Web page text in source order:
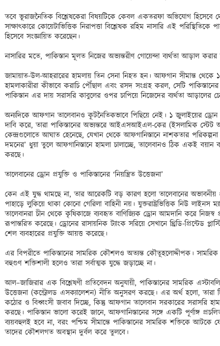
তবে ভূরাজনৈতিক বিশ্লেষকেরা বিষয়টিকে কেবল একতরফা অভিযোগ
সাক্ষাৎকারে কোয়েটাভিত্তিক নিরাপত্তা বিশ্লেষক রহিম নাসারি এই পরিস্থিতিকে
হিসেবে সংজ্ঞায়িত করেছেন।
নাসারির মতে, পাকিস্তান মূলত নিজের অভ্যন্তরীণ গোয়েন্দা ব্যর্থতা আড়াল
জামায়াত-উল-আহরারের হামলায় তিন সেনা নিহত হন। আফগান সীমান্ত থেকে
হামলাকারীরা কীভাবে করাচি পৌঁছাল এবং রসদ সংগ্রহ করল, সেটি পাকিস্তানের
পাকিস্তান এর দায় সরাসরি কাবুলের ওপর চাপিয়ে নিজেদের ব্যর্থতা আড়ালের
অন্যদিকে আফগান তালেবানও কূটনৈতিকভাবে পিছিয়ে নেই। ১ জুলাইয়ের ড্রোন
দাবি করে, তারা পাকিস্তানের অভ্যন্তরে আইএসআইএল-কের (ইসলামিক স্টেট
কেন্দ্রগুলোতে আঘাত হেনেছে, যেখান থেকে আফগানিস্তানে নাশকতার পরিকল্পনা
দমনের’ ধুয়া তুলে আফগানিস্তানে হামলা চালাচ্ছে, তালেবানও ঠিক একই বয়ান
করছে।
তালেবানের ড্রোন প্রযুক্তি ও পাকিস্তানের ‘নিয়ন্ত্রিত উত্তেজনা’
কেন এই যুদ্ধ থামছে না, তার আরেকটি বড় কারণ হলো তালেবানের অভাবনীয়
পাহাড়ে লুকিয়ে থাকা কোনো গেরিলা বাহিনী নয়। যুক্তরাষ্ট্রভিত্তিক নিউ লাইনস
তালেবানরা চীন থেকে কৃষিকাজে ব্যবহৃত বাণিজ্যিক ড্রোন আমদানি করে নিজস্ব
রূপান্তরিত করেছে। ড্রোনের রাসায়নিক ট্যাংক সরিয়ে সেখানে থ্রিডি-প্রিন্টেড
শেল ব্যবহারের প্রযুক্তি আয়ত্ত করেছে।
এর বিপরীতে পাকিস্তানের সামরিক কৌশলও অত্যন্ত কৌতূহলোদ্দীপক। সামরিক
বহুগুণ শক্তিশালী হলেও তারা সর্বাত্মক যুদ্ধে জড়াচ্ছে না।
আল–জাজিরার এক বিশ্লেষণী প্রতিবেদন অনুযায়ী, পাকিস্তানের সামরিক
উত্তেজনা (কন্ট্রোলড এসক্যালেশন) নীতি অনুসরণ করছে। এর অর্থ হলো, তারা
কঠোর ও বিধ্বংসী জবাব দিচ্ছে, কিন্তু আফগান তালেবান সরকারের সরাসরি
করছে। পাকিস্তান ভালো করেই জানে, আফগানিস্তানের সঙ্গে একটি পূর্ণাঙ্গ
ব্যয়বহুলই হবে না, বরং পশ্চিম সীমান্তে পাকিস্তানের সামরিক শক্তিকে আটকে
তাদের কৌশলগত অবস্থান দুর্বল করে তুলবে।